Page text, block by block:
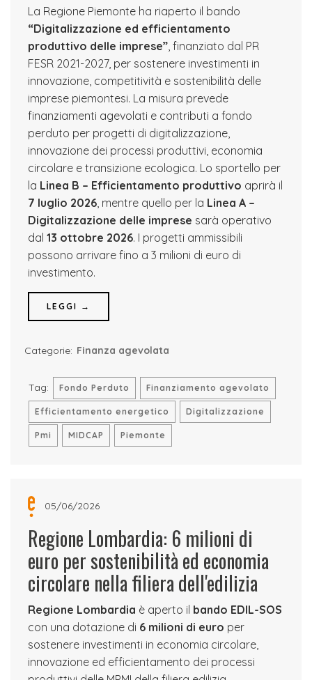
La Regione Piemonte ha riaperto il bando
“Digitalizzazione ed efficientamento
produttivo delle imprese”, finanziato dal PR
FESR 2021-2027, per sostenere investimenti in
innovazione, competitività e sostenibilità delle
imprese piemontesi. La misura prevede
finanziamenti agevolati e contributi a fondo
perduto per progetti di digitalizzazione,
innovazione dei processi produttivi, economia
circolare e transizione ecologica. Lo sportello per
la Linea B – Efficientamento produttivo aprirà il
7 luglio 2026, mentre quello per la Linea A –
Digitalizzazione delle imprese sarà operativo
dal 13 ottobre 2026. I progetti ammissibili
possono arrivare fino a 3 milioni di euro di
investimento.
LEGGI →
Categorie: Finanza agevolata
Tag: Fondo Perduto Finanziamento agevolato
Efficientamento energetico Digitalizzazione
Pmi MIDCAP Piemonte
05/06/2026
Regione Lombardia: 6 milioni di
euro per sostenibilità ed economia
circolare nella filiera dell'edilizia
Regione Lombardia è aperto il bando EDIL-SOS
con una dotazione di 6 milioni di euro per
sostenere investimenti in economia circolare,
innovazione ed efficientamento dei processi